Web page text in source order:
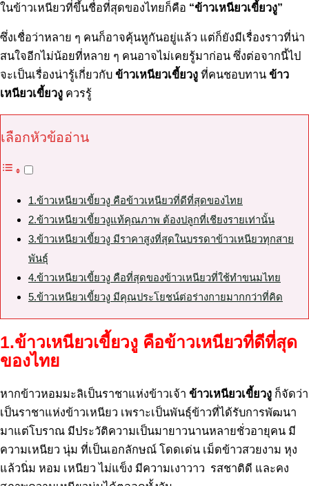
ในข้าวเหนียวที่ขึ้นชื่อที่สุดของไทยก็คือ “ข้าวเหนียวเขี้ยวงู”
ซึ่งเชื่อว่าหลาย ๆ คนก็อาจคุ้นหูกันอยู่แล้ว แต่ก็ยังมีเรื่องราวที่น่า
สนใจอีกไม่น้อยที่หลาย ๆ คนอาจไม่เคยรู้มาก่อน ซึ่งต่อจากนี้ไป
จะเป็นเรื่องน่ารู้เกี่ยวกับ ข้าวเหนียวเขี้ยวงู ที่คนชอบทาน ข้าว
เหนียวเขี้ยวงู ควรรู้
เลือกหัวข้ออ่าน
1.ข้าวเหนียวเขี้ยวงู คือข้าวเหนียวที่ดีที่สุดของไทย
2.ข้าวเหนียวเขี้ยวงูแท้คุณภาพ ต้องปลูกที่เชียงรายเท่านั้น
3.ข้าวเหนียวเขี้ยวงู มีราคาสูงที่สุดในบรรดาข้าวเหนียวทุกสาย
พันธุ์
4.ข้าวเหนียวเขี้ยวงู คือที่สุดของข้าวเหนียวที่ใช้ทำขนมไทย
5.ข้าวเหนียวเขี้ยวงู มีคุณประโยชน์ต่อร่างกายมากกว่าที่คิด
1.ข้าวเหนียวเขี้ยวงู คือข้าวเหนียวที่ดีที่สุด
ของไทย
หากข้าวหอมมะลิเป็นราชาแห่งข้าวเจ้า ข้าวเหนียวเขี้ยวงู ก็จัดว่า
เป็นราชาแห่งข้าวเหนียว เพราะเป็นพันธุ์ข้าวที่ได้รับการพัฒนา
มาแต่โบราณ มีประวัติความเป็นมายาวนานหลายชั่วอายุคน มี
ความเหนียว นุ่ม ที่เป็นเอกลักษณ์ โดดเด่น เม็ดข้าวสวยงาม หุง
แล้วนิ่ม หอม เหนียว ไม่แข็ง มีความเงาวาว รสชาติดี และคง